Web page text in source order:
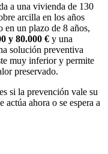
a una vivienda de 130
arcilla en los años
en un plazo de 8 años,
y 80.000 € y una
solución preventiva
muy inferior y permite
preservado.
si la prevención vale su
actúa ahora o se espera a